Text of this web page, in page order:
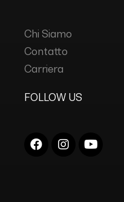
Chi Siamo
Contatto
Carriera
FOLLOW US